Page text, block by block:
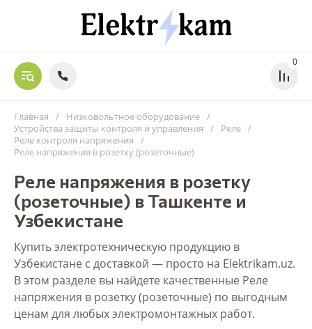
0
Главная / Низковольтное оборудование /
Устройства защиты контроля и управления
/ Реле /
Реле контроля напряжения
/
Реле напряжения в розетку (розеточные)
Реле напряжения в розетку
(розеточные) в Ташкенте и
Узбекистане
Купить электротехническую продукцию в
Узбекистане с доставкой — просто на Elektrikam.uz.
В этом разделе вы найдете качественные Реле
напряжения в розетку (розеточные) по выгодным
ценам для любых электромонтажных работ.